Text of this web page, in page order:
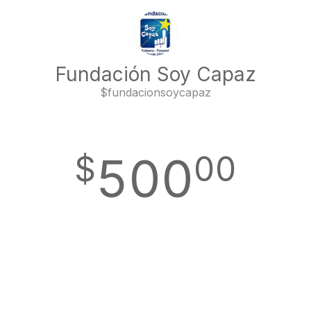
Fundación Soy Capaz
$fundacionsoycapaz
$50000